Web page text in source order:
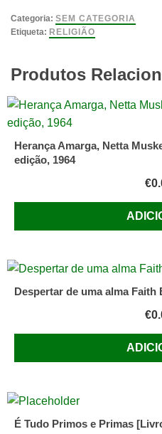
Golgotá-
A
do
e
o
nazismo-
Padre
Categoria: SEM CATEGORIA
Etiqueta: RELIGIÃO
Produtos
Herança Amarga, Netta
edição, 1964
€
Despertar de uma alma Faith
€
É Tudo Primos e Primas